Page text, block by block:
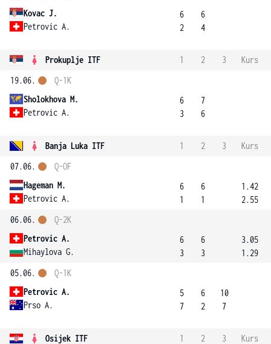
Kovac J.
Petrovic A.
6
2
6
4
Prokuplje ITF 1 2 3
Kurs
19.06.
Sholokhova M.
Petrovic A.
Q-1K
6
3
7
6
Banja Luka ITF 1 2 3
Kurs
07.06.
Hageman M.
Petrovic A.
Q-OF
6
1
6
1
1.42
2.55
06.06.
Petrovic A.
Mihaylova G.
Q-2K
6
3
6
3
3.05
1.29
05.06.
Petrovic A.
Prso A.
Q-1K
5
7
6
2
10
7
Osijek ITF 1 2 3
Kurs